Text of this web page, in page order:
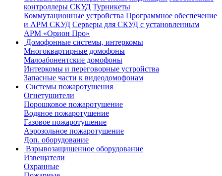
контроллеры СКУД Турникеты
Коммутационные устройства Программное обеспечение
и АРМ СКУД Серверы для СКУД с установленным
АРМ «Орион Про»
Домофонные системы, интеркомы
Многоквартирные домофоны
Малоабонентские домофоны
Интеркомы и переговорные устройства
Запасные части к видеодомофонам
Системы пожаротушения
Огнетушители
Порошковое пожаротушение
Водяное пожаротушение
Газовое пожаротушение
Аэрозольное пожаротушение
Доп. оборудование
Взрывозащищенное оборудование
Извещатели
Охранные